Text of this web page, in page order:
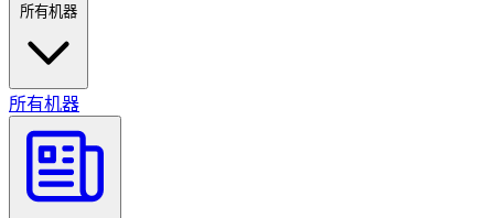
所有机器
所有机器